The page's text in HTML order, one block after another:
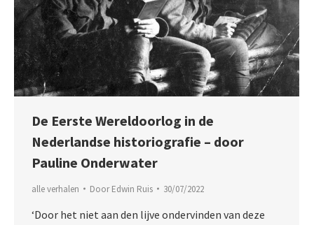
De Eerste Wereldoorlog in de
Nederlandse historiografie – door
Pauline Onderwater
alle verhalen DoorEdwin Ruis 30/07/2022
‘Door het niet aan den lijve ondervinden van deze